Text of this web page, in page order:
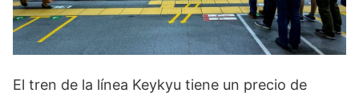
El tren de la línea Keykyu tiene un precio de